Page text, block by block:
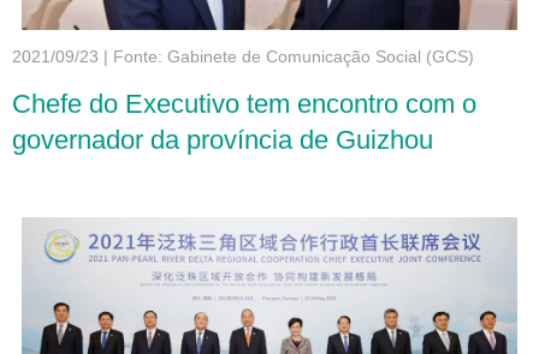
2021/09/23 | Fonte: Gabinete de Comunicação Social (GCS)
Chefe do Executivo tem encontro com o
governador da província de Guizhou